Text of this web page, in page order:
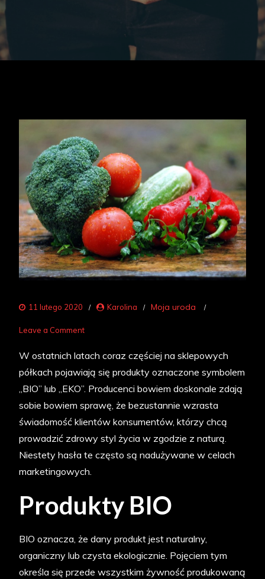
11 lutego 2020 Karolina Moja uroda
Leave a Commenton
i
EKO
W ostatnich latach coraz częściej na sklepowych
półkach pojawiają się produkty oznaczone symbolem
„BIO” lub „EKO”. Producenci bowiem doskonale zdają
sobie bowiem sprawę, że bezustannie wzrasta
świadomość klientów konsumentów, którzy chcą
prowadzić zdrowy styl życia w zgodzie z naturą.
Niestety hasła te często są nadużywane w celach
marketingowych.
Produkty BIO
BIO oznacza, że dany produkt jest naturalny,
organiczny lub czysta ekologicznie. Pojęciem tym
określa się przede wszystkim żywność produkowaną